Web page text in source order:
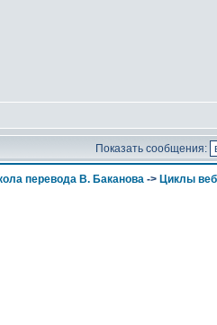
Показать сообщения:
перевода В. Баканова -> Циклы